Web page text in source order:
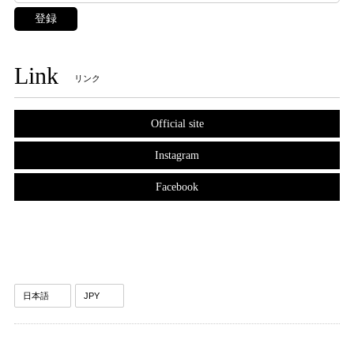
登録
Link リンク
Official site
Instagram
Facebook